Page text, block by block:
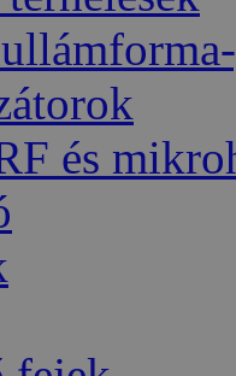
és